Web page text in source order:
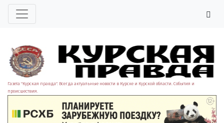
Газета "Курская правда". Всегда актуальные новости в Курске и Курской области. События и
происшествия.